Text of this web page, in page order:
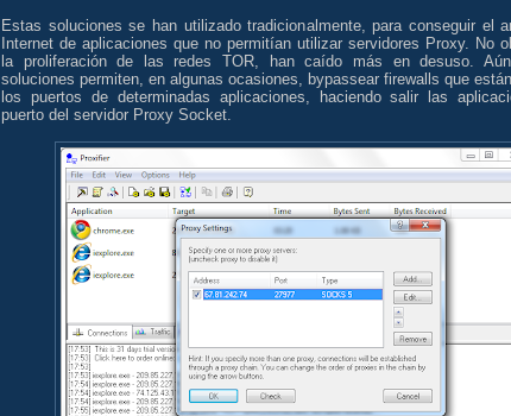
Estas soluciones se han utilizado tradicionalmente, para conseguir el
Internet de aplicaciones que no permitían utilizar servidores Proxy. No
la proliferación de las redes TOR, han caído más en desuso.
soluciones permiten, en algunas ocasiones, bypassear firewalls que
los puertos de determinadas aplicaciones, haciendo salir las
puerto del servidor Proxy Socket.